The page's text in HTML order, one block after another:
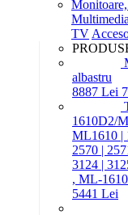
Multimedia
TV
albastru
8887 Lei
1610D2/
ML1610 |
2570 |
3124 |
, ML-
5441 Lei